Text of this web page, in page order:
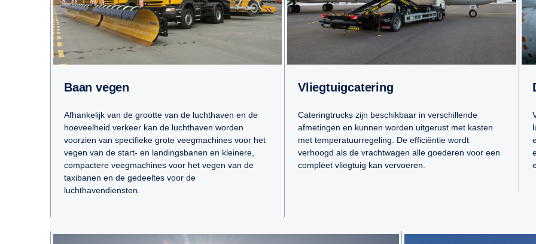
Baan vegen
Afhankelijk van de grootte van de luchthaven en de
hoeveelheid verkeer kan de luchthaven worden
voorzien van specifieke grote veegmachines voor het
vegen van de start- en landingsbanen en kleinere,
compactere veegmachines voor het vegen van de
taxibanen en de gedeeltes voor de
luchthavendiensten.
Vliegtuigcatering
Cateringtrucks zijn beschikbaar in verschillende
afmetingen en kunnen worden uitgerust met kasten
met temperatuurregeling. De efficiëntie wordt
verhoogd als de vrachtwagen alle goederen voor een
compleet vliegtuig kan vervoeren.